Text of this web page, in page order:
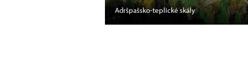
Adršpašsko-teplické skály